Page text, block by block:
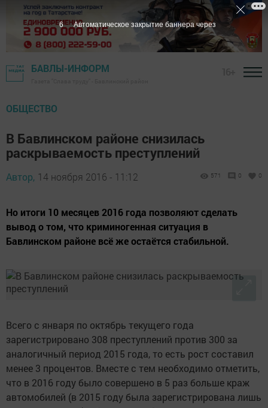
БАВЛЫ-ИНФОРМ
ОБЩЕСТВО
В Бавлинском районе снизилась
раскрываемость преступлений
Автор, 14 ноября 2016 - 11:12 571 0 0
Но итоги 10 месяцев 2016 года позволяют сделать
вывод о том, что криминогенная ситуация в
Бавлинском районе всё же остаётся стабильной.
Всего с января по октябрь текущего года
зарегистрировано 308 преступлений против 300 за
аналогичный период 2015 года, то есть рост составил
менее 3 процентов. Вместе с тем необходимо отметить,
что в 2016 году было совершено в 5 раз больше краж
автомобилей (в 2015 году была зарегистрирована лишь
5 Автоматическое закрытие баннера через